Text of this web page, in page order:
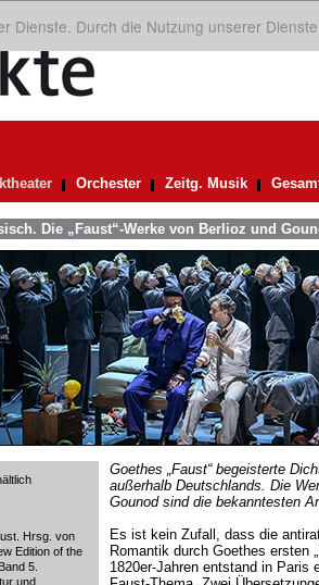
Dienste. Durch die Nutzung unserer
Orchester Zeitg. Musik
Die „Faust“-Werke von Berlioz und
Hrsg. von
Edition of the
5.
und
Goethes „Faust“ begeisterte
außerhalb Deutschlands. Die
Gounod sind die bekanntesten
Es ist kein Zufall, dass die
Romantik durch Goethes ersten
1820er-Jahren entstand in Paris